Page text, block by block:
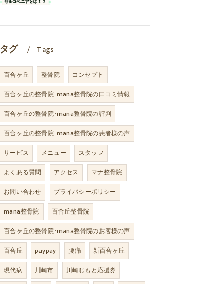
タグ Tags
百合ヶ丘 整骨院
コンセプト
百合ヶ丘の整骨院･mana整骨院の口コミ情報
百合ヶ丘の整骨院･mana整骨院の評判
百合ヶ丘の整骨院･mana整骨院の患者様の声
サービス
メニュー
スタッフ
よくある質問
アクセス
マナ整骨院
お問い合わせ
プライバシーポリシー
mana整骨院
百合丘整骨院
百合ヶ丘の整骨院･mana整骨院のお客様の声
百合丘
paypay 腰痛
新百合ヶ丘
現代病
川崎市
川崎じもと応援券